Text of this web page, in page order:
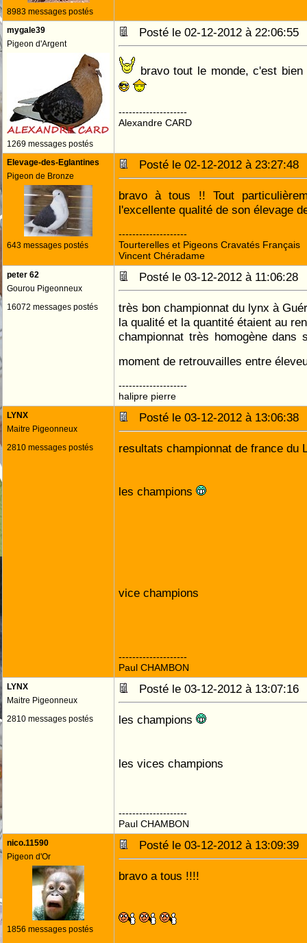
8983 messages postés
mygale39
Pigeon d'Argent
1269 messages postés
Posté le 02-12-2012 à
bravo tout le monde, c'est
--------------------
Alexandre CARD
Elevage-des-Eglantines
Pigeon de Bronze
643 messages postés
Posté le 02-12-2012 à
bravo à tous !! Tout
l'excellente qualité de son élevage
--------------------
Tourterelles et Pigeons Cravatés Français
Vincent Chéradame
peter 62
Gourou Pigeonneux
16072 messages postés
Posté le 03-12-2012 à
très bon championnat du lynx à
la qualité et la quantité étaient au
championnat très homogène dans
moment de retrouvailles entre
--------------------
halipre pierre
LYNX
Maitre Pigeonneux
2810 messages postés
Posté le 03-12-2012 à
resultats championnat de france du
les champions
vice champions
--------------------
Paul CHAMBON
LYNX
Maitre Pigeonneux
2810 messages postés
Posté le 03-12-2012 à
les champions
les vices champions
--------------------
Paul CHAMBON
nico.11590
Pigeon d'Or
1856 messages postés
Posté le 03-12-2012 à
bravo a tous !!!!